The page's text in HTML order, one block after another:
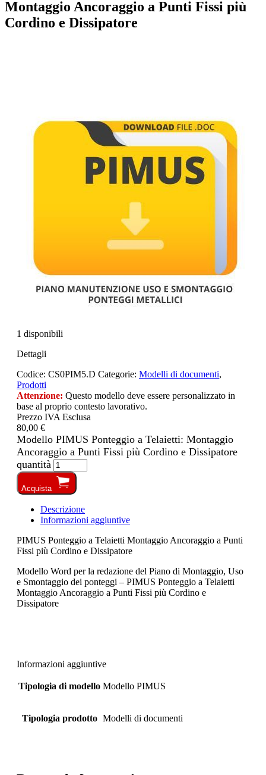
Montaggio Ancoraggio a Punti Fissi più
Cordino e Dissipatore
1 disponibili
Dettagli
Codice: CS0PIM5.D Categorie: Modelli di documenti,
Prodotti
Attenzione: Questo modello deve essere personalizzato in
base al proprio contesto lavorativo.
Prezzo IVA Esclusa
80,00 €
Modello PIMUS Ponteggio a Telaietti: Montaggio
Ancoraggio a Punti Fissi più Cordino e Dissipatore
quantità
Acquista
Descrizione
Informazioni aggiuntive
PIMUS Ponteggio a Telaietti Montaggio Ancoraggio a Punti
Fissi più Cordino e Dissipatore
Modello Word per la redazione del Piano di Montaggio, Uso
e Smontaggio dei ponteggi – PIMUS Ponteggio a Telaietti
Montaggio Ancoraggio a Punti Fissi più Cordino e
Dissipatore
Informazioni aggiuntive
Tipologia di modello Modello PIMUS
Tipologia prodotto Modelli di documenti